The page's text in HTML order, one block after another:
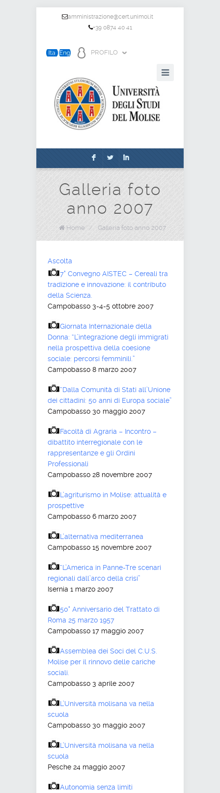
amministrazione@cert.unimol.it
+39 0874 40 41
PROFILO
F L I
Galleria foto
anno 2007
Home / Galleria foto anno 2007
Ascolta
7° Convegno AISTEC – Cereali tra
tradizione e innovazione: il contributo
della Scienza.
Campobasso 3-4-5 ottobre 2007
Giornata Internazionale della
Donna: “L’integrazione degli immigrati
nella prospettiva della coesione
sociale: percorsi femminili.”
Campobasso 8 marzo 2007
“Dalla Comunità di Stati all’Unione
dei cittadini: 50 anni di Europa sociale”
Campobasso 30 maggio 2007
Facoltà di Agraria – Incontro –
dibattito interregionale con le
rappresentanze e gli Ordini
Professionali
Campobasso 28 novembre 2007
L’agriturismo in Molise: attualità e
prospettive
Campobasso 6 marzo 2007
L’alternativa mediterranea
Campobasso 15 novembre 2007
“L’America in Panne-Tre scenari
regionali dall’arco della crisi”
Isernia 1 marzo 2007
50° Anniversario del Trattato di
Roma 25 marzo 1957
Campobasso 17 maggio 2007
Assemblea dei Soci del C.U.S.
Molise per il rinnovo delle cariche
sociali.
Campobasso 3 aprile 2007
L’Università molisana va nella
scuola
Campobasso 30 maggio 2007
L’Università molisana va nella
scuola
Pesche 24 maggio 2007
Autonomia senza limiti